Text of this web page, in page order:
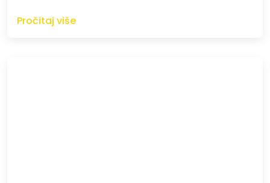
Pročitaj više